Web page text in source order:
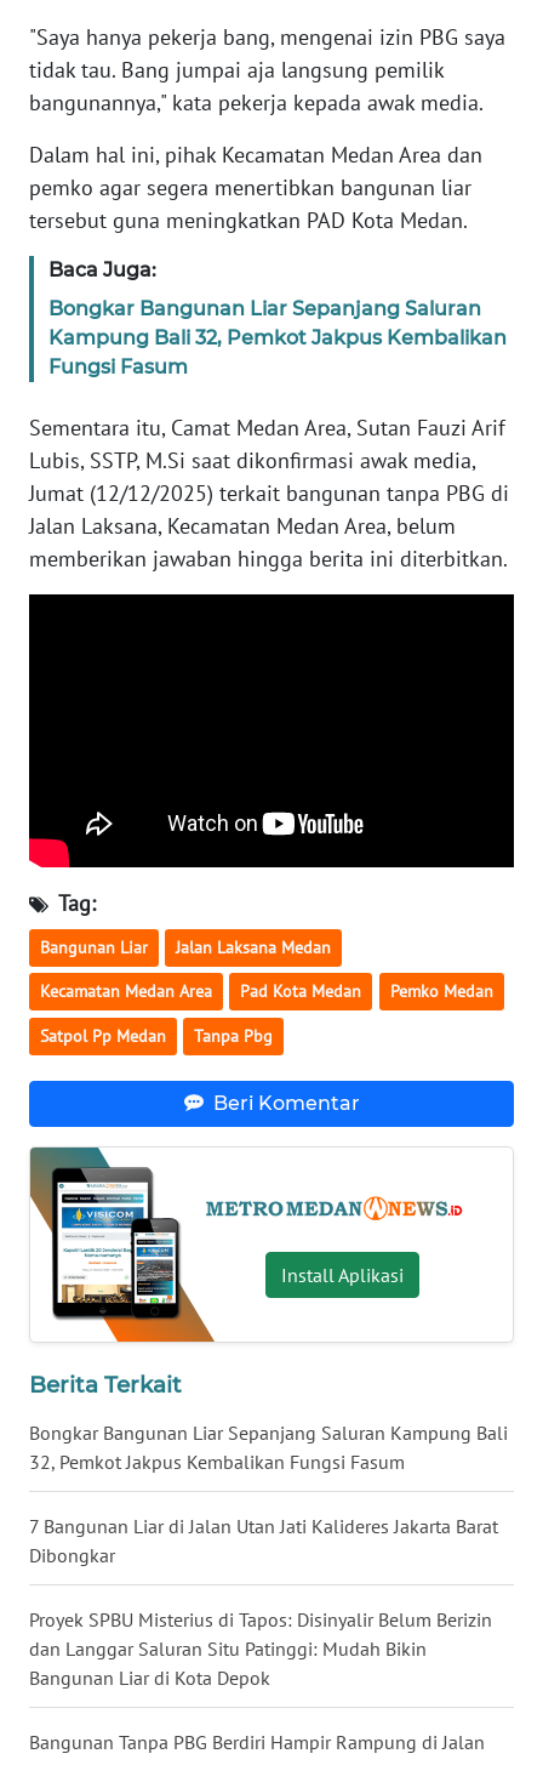
"Saya hanya pekerja bang, mengenai izin PBG saya
tidak tau. Bang jumpai aja langsung pemilik
bangunannya," kata pekerja kepada awak media.
Dalam hal ini, pihak Kecamatan Medan Area dan
pemko agar segera menertibkan bangunan liar
tersebut guna meningkatkan PAD Kota Medan.
Baca Juga:
Bongkar Bangunan Liar Sepanjang Saluran
Kampung Bali 32, Pemkot Jakpus Kembalikan
Fungsi Fasum
Sementara itu, Camat Medan Area, Sutan Fauzi Arif
Lubis, SSTP, M.Si saat dikonfirmasi awak media,
Jumat (12/12/2025) terkait bangunan tanpa PBG di
Jalan Laksana, Kecamatan Medan Area, belum
memberikan jawaban hingga berita ini diterbitkan.
Tag:
Bangunan Liar Jalan Laksana Medan
Kecamatan Medan Area Pad Kota Medan Pemko Medan
Satpol Pp Medan Tanpa Pbg
Beri Komentar
Install Aplikasi
Berita Terkait
Bongkar Bangunan Liar Sepanjang Saluran Kampung Bali
32, Pemkot Jakpus Kembalikan Fungsi Fasum
7 Bangunan Liar di Jalan Utan Jati Kalideres Jakarta Barat
Dibongkar
Proyek SPBU Misterius di Tapos: Disinyalir Belum Berizin
dan Langgar Saluran Situ Patinggi: Mudah Bikin
Bangunan Liar di Kota Depok
Bangunan Tanpa PBG Berdiri Hampir Rampung di Jalan
WN
RIAU
SERAMBI
WN
WN
SULTRA
NTB
WN
SULTENG
WN
WN
BENGKULU
WN
LAMPUNG
WN
JATENG
WN
NUSANTARA
WN
JOGJA
WN
WN
WN
KALTENG
WN